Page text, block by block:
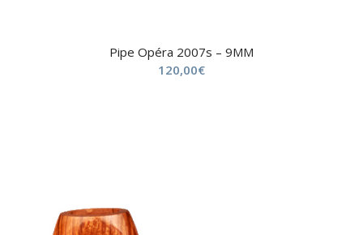
Pipe Opéra 2007s – 9MM
120,00€